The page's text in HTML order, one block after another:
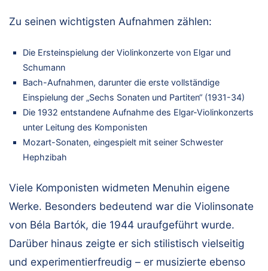
Zu seinen wichtigsten Aufnahmen zählen:
Die Ersteinspielung der Violinkonzerte von Elgar und
Schumann
Bach-Aufnahmen, darunter die erste vollständige
Einspielung der „Sechs Sonaten und Partiten“ (1931-34)
Die 1932 entstandene Aufnahme des Elgar-Violinkonzerts
unter Leitung des Komponisten
Mozart-Sonaten, eingespielt mit seiner Schwester
Hephzibah
Viele Komponisten widmeten Menuhin eigene
Werke. Besonders bedeutend war die Violinsonate
von Béla Bartók, die 1944 uraufgeführt wurde.
Darüber hinaus zeigte er sich stilistisch vielseitig
und experimentierfreudig – er musizierte ebenso